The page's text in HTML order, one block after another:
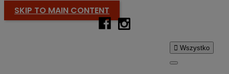
SKIP TO MAIN CONTENT
 Wszystko